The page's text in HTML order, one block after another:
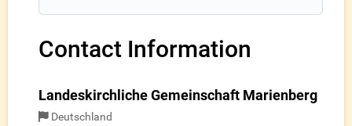
Contact Information
Landeskirchliche Gemeinschaft Marienberg
Deutschland